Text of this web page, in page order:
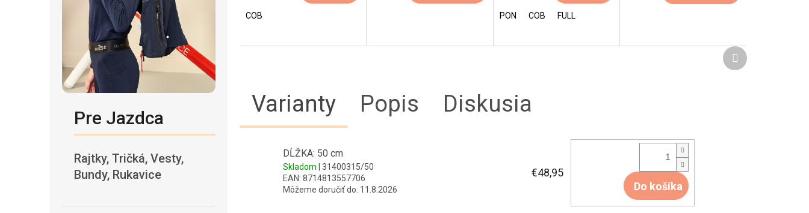
Pre Jazdca
Rajtky, Tričká, Vesty,
Bundy, Rukavice
COB PON COB FULL
Ďalší
produkt
Varianty Popis Diskusia
DĹŽKA: 50 cm
Skladom
| 31400315/50
EAN: 8714813557706
Môžeme doručiť do: 11.8.2026
€48,95
Do košíka